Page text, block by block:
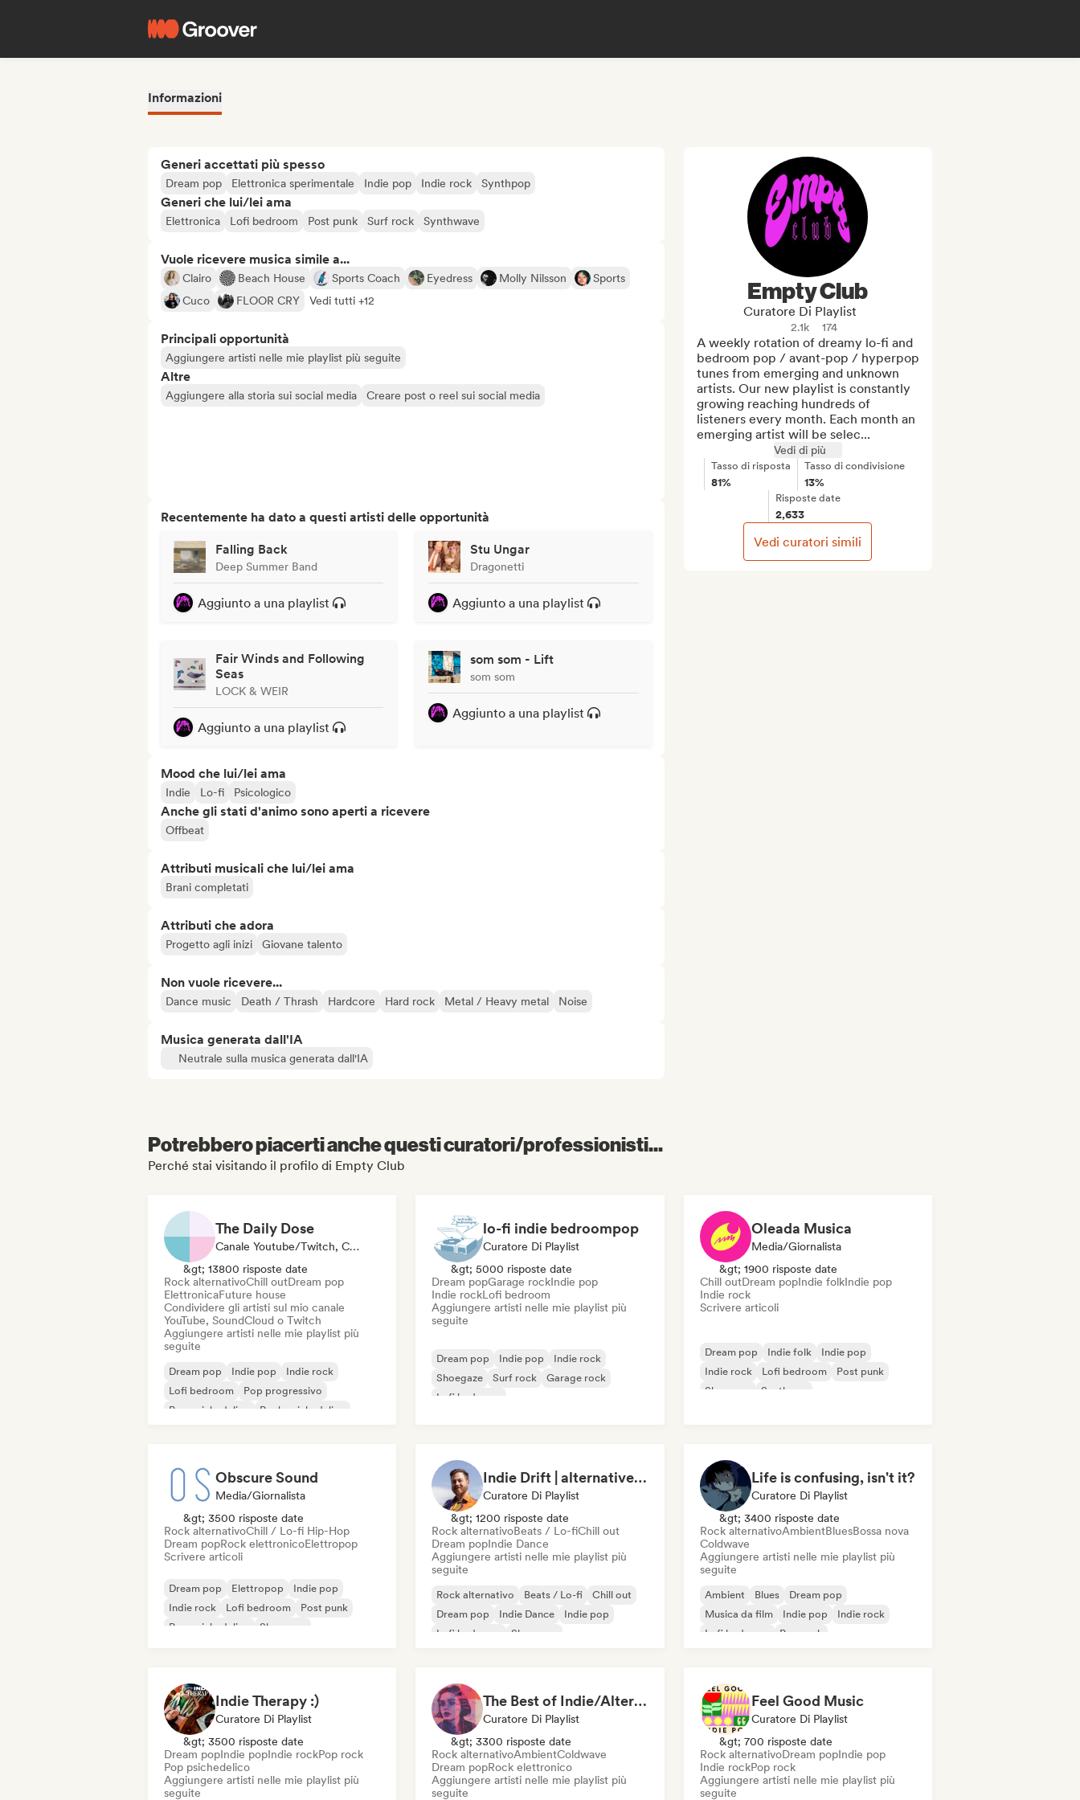
Informazioni
Generi accettati più spesso
Dream pop Elettronica sperimentale Indie pop Indie rock Synthpop
Generi che lui/lei ama
Elettronica Lofi bedroom Post punk Surf rock Synthwave
Vuole ricevere musica simile a...
Clairo Beach House Sports Coach Eyedress Molly Nilsson
Sports
Cuco
FLOOR CRY Vedi tutti +12
Principali opportunità
Aggiungere artisti nelle mie playlist più seguite
Altre
Aggiungere alla storia sui social media Creare post o reel sui social media
Recentemente ha dato a questi artisti delle opportunità
Falling Back
Deep Summer Band
Aggiunto a una playlist
Stu Ungar
Dragonetti
Aggiunto a una playlist
Fair Winds and Following
Seas
LOCK & WEIR
Aggiunto a una playlist
som som - Lift
som som
Aggiunto a una playlist
Mood che lui/lei ama
Indie Lo-fi Psicologico
Anche gli stati d'animo sono aperti a ricevere
Offbeat
Attributi musicali che lui/lei ama
Brani completati
Attributi che adora
Progetto agli inizi Giovane talento
Non vuole ricevere...
Dance music Death / Thrash Hardcore Hard rock Metal / Heavy metal Noise
Musica generata dall'IA
Neutrale sulla musica generata dall'IA
Empty Club
Curatore Di Playlist
2.1k 174
A weekly rotation of dreamy lo-fi and
bedroom pop / avant-pop / hyperpop
tunes from emerging and unknown
artists. Our new playlist is constantly
growing reaching hundreds of
listeners every month. Each month an
emerging artist will be selec...
Vedi di più
Tasso di risposta
81%
Tasso di condivisione
13%
Risposte date
2,633
Vedi curatori simili
Potrebbero piacerti anche questi curatori/professionisti...
Perché stai visitando il profilo di Empty Club
The Daily Dose
Canale Youtube/Twitch, Curatore Di Playlist
&gt; 13800 risposte date
Rock alternativoChill outDream pop
ElettronicaFuture house
Condividere gli artisti sul mio canale
YouTube, SoundCloud o Twitch
Aggiungere artisti nelle mie playlist più
seguite
Dream pop Indie pop
Indie rock
Lofi bedroom
Pop progressivo
Pop psichedelico
Rock psichedelico
lo-fi indie bedroompop
Curatore Di Playlist
&gt; 5000 risposte date
Dream popGarage rockIndie pop
Indie rockLofi bedroom
Aggiungere artisti nelle mie playlist più
seguite
Dream pop Indie pop
Indie rock
Shoegaze
Surf rock
Garage rock
Lofi bedroom
Oleada Musica
Media/Giornalista
&gt; 1900 risposte date
Chill outDream popIndie folkIndie pop
Indie rock
Scrivere articoli
Dream pop Indie folk
Indie pop
Indie rock
Lofi bedroom
Post punk
Shoegaze
Synthpop
Obscure Sound
Media/Giornalista
&gt; 3500 risposte date
Rock alternativoChill / Lo-fi Hip-Hop
Dream popRock elettronicoElettropop
Scrivere articoli
Dream pop Elettropop
Indie pop
Indie rock
Lofi bedroom
Post punk
Pop psichedelico
Shoegaze
Indie Drift | alternative indie
Curatore Di Playlist
&gt; 1200 risposte date
Rock alternativoBeats / Lo-fiChill out
Dream popIndie Dance
Aggiungere artisti nelle mie playlist più
seguite
Rock alternativo Beats / Lo-fi
Chill out
Dream pop
Indie Dance
Indie pop
Lofi bedroom
Shoegaze
Life is confusing, isn't it?
Curatore Di Playlist
&gt; 3400 risposte date
Rock alternativoAmbientBluesBossa nova
Coldwave
Aggiungere artisti nelle mie playlist più
seguite
Ambient Blues
Dream pop
Musica da film
Indie pop
Indie rock
Lofi bedroom
Pop rock
Indie Therapy :)
Curatore Di Playlist
&gt; 3500 risposte date
Dream popIndie popIndie rockPop rock
Pop psichedelico
Aggiungere artisti nelle mie playlist più
seguite
The Best of Indie/Alternative music
Curatore Di Playlist
&gt; 3300 risposte date
Rock alternativoAmbientColdwave
Dream popRock elettronico
Aggiungere artisti nelle mie playlist più
seguite
Feel Good Music
Curatore Di Playlist
&gt; 700 risposte date
Rock alternativoDream popIndie pop
Indie rockPop rock
Aggiungere artisti nelle mie playlist più
seguite